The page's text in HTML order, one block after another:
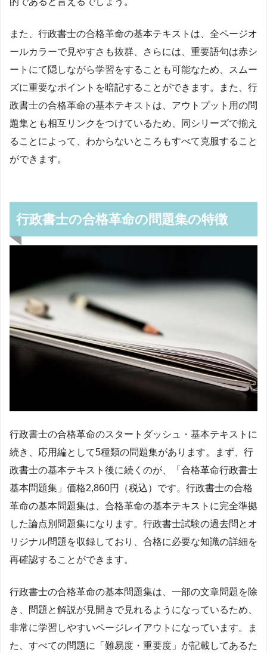
また、行政書士の合格革命の基本テキストは、全ページオ
ールカラーで見やすさも抜群、さらには、重要語句は赤シ
ートにて隠しながら学習をすることも可能なため、スムー
ズに重要なポイントを暗記することができます。また、行
政書士の合格革命の基本テキストは、アウトプット用の問
題集とも相互リンクをつけているため、同シリーズで揃え
ることによって、わからないところもすべて克服すること
ができます。
行政書士の合格革命の問題集の特徴
行政書士の合格革命のスタートダッシュ・基本テキストに
続き、応用編として5種類の問題集があります。まず、行
政書士の基本テキスト後に続くのが、「合格革命行政書士
基本問題集」価格2,860円（税込）です。行政書士の合格
革命の基本問題集は、合格革命の基本テキストに完全準拠
した論点別問題集になります。行政書士試験の過去問とオ
リジナル問題を収録しており、合格に必要な知識の詳細を
再確認することができます。
行政書士の合格革命の基本問題集は、一部の文章問題を除
き、問題と解説が見開きで見れるようになっているため、
非常に学習しやすいページレイアウトになっています。ま
た、すべての問題に「難易度・重要度」が記載してあるた